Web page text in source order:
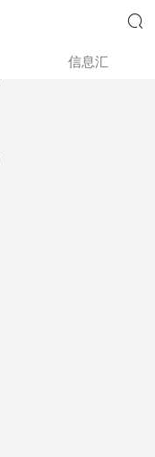

信息汇